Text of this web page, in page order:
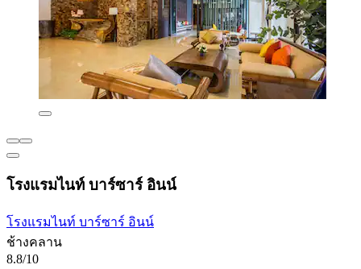
โรงแรมไนท์ บาร์ซาร์ อินน์
โรงแรมไนท์ บาร์ซาร์ อินน์
ช้างคลาน
8.8/10